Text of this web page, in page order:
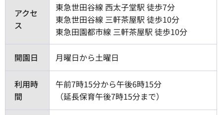
アクセ
ス
東急世田谷線 西太子堂駅 徒歩7分
東急世田谷線 三軒茶屋駅 徒歩10分
東急田園都市線 三軒茶屋駅 徒歩10分
開園日 月曜日から土曜日
利用時
間
午前7時15分から午後6時15分
（延長保育午後7時15分まで）